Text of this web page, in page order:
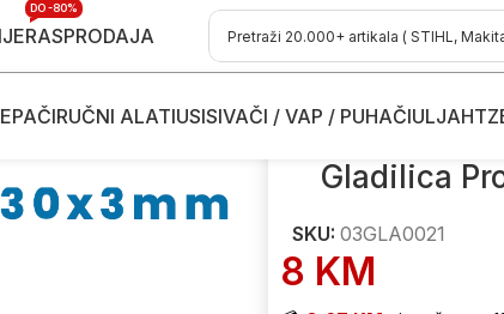
RASPRODAJA
DO -80%
RUČNI ALATIUSISIVAČI / VAP / PUHAČIULJAHTZ
280x130x3mm INOX
Gladilica
SKU: 03GLA0021
8 KM